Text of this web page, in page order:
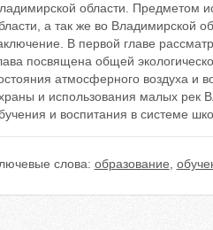
области. Предметом
а так же во Владимирской
В первой главе
посвящена общей
атмосферного воздуха и
и использования малых рек
и воспитания в системе
слова: образование